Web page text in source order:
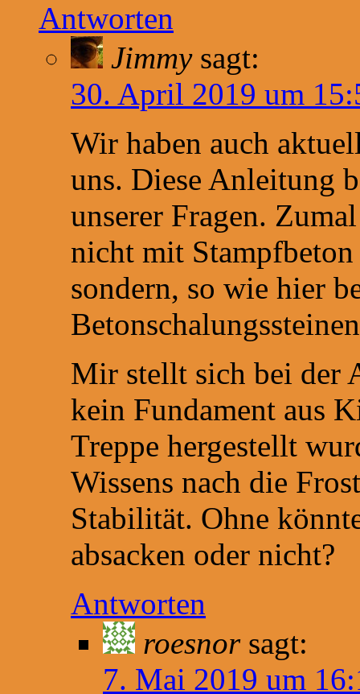
Antworten
Jimmy sagt:
30. April 2019 um
Wir haben auch
uns. Diese Anleitung
unserer Fragen.
nicht mit
sondern, so wie hier
Mir stellt sich bei der
kein Fundament aus
Treppe hergestellt
Wissens nach die
Stabilität. Ohne
absacken oder nicht?
Antworten
roesnor sagt:
7. Mai 2019 um